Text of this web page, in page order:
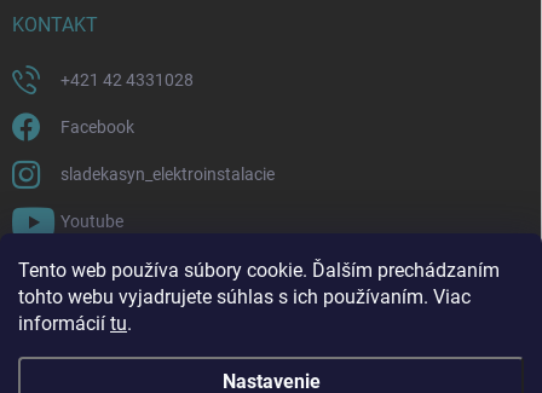
Tento web používa súbory cookie. Ďalším prechádzaním
tohto webu vyjadrujete súhlas s ich používaním. Viac
informácií tu.
Nastavenie
KONTAKT
+421 42 4331028
Facebook
sladekasyn_elektroinstalacie
Youtube
FACEBOOK